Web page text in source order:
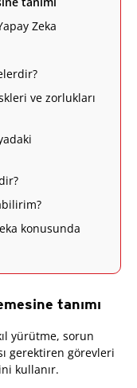
Zeka
ve zorlukları
konusunda
tanımı
yürütme, sorun
gerektiren görevleri
kullanır.